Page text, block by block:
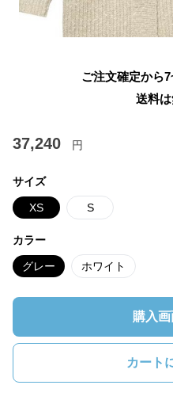
ご注文確定から
送料
37,240 円
サイズ
XS S
カラー
グレー ホワイト
購入
カート